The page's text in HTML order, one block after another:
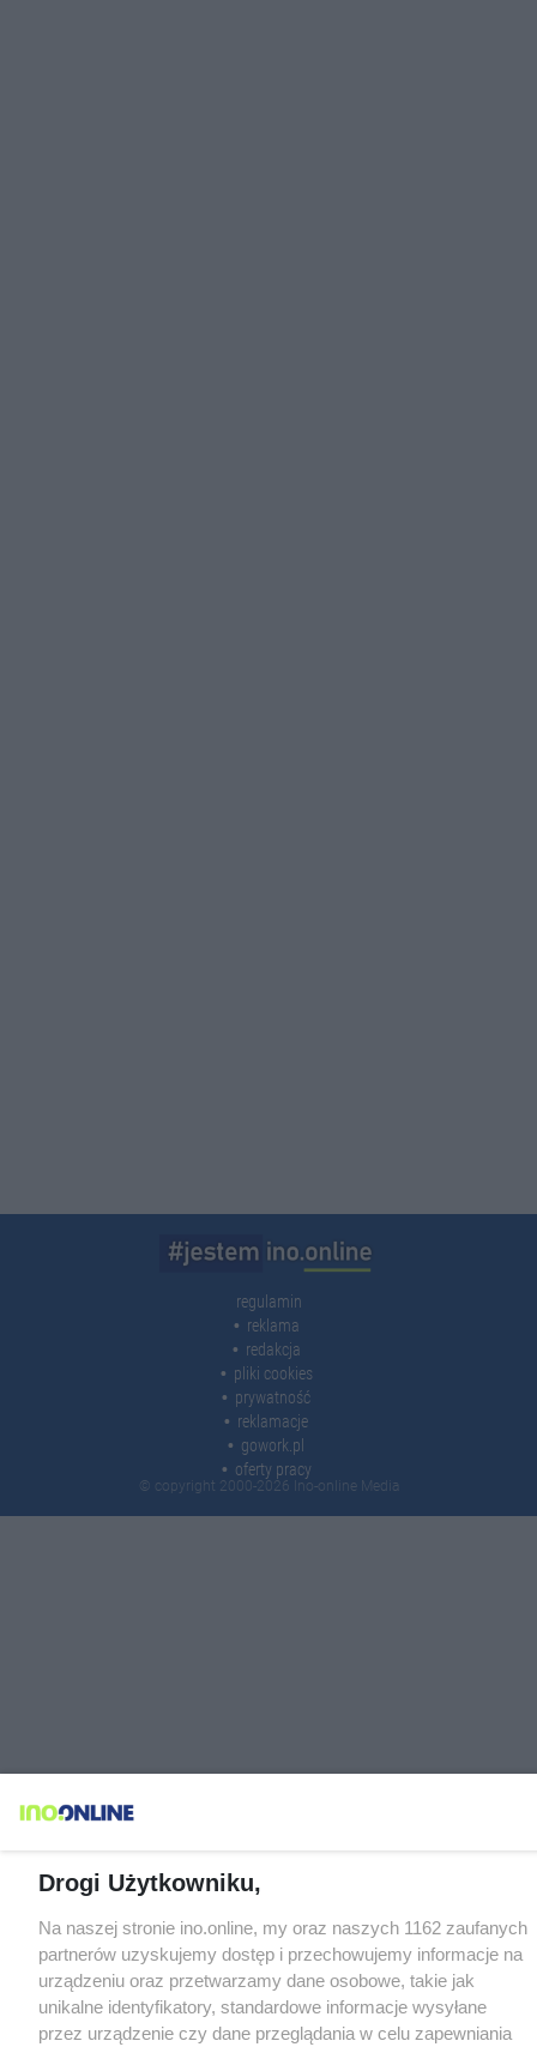
regulamin
reklama
redakcja
pliki cookies
prywatność
reklamacje
gowork.pl
oferty pracy
© copyright 2000-2026 Ino-online Media
Drogi Użytkowniku,
Na naszej stronie ino.online, my oraz naszych 1162 zaufanych
partnerów uzyskujemy dostęp i przechowujemy informacje na
urządzeniu oraz przetwarzamy dane osobowe, takie jak
unikalne identyfikatory, standardowe informacje wysyłane
przez urządzenie czy dane przeglądania w celu zapewniania